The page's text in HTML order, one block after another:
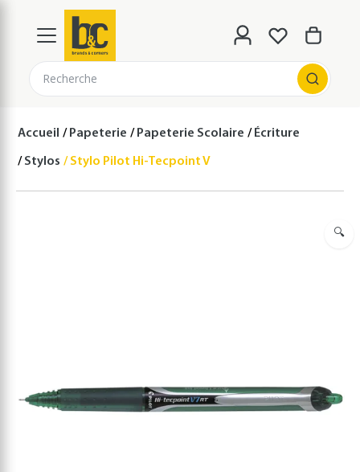
Recherche
Accueil Papeterie Papeterie Scolaire Écriture
Stylos Stylo Pilot Hi-Tecpoint V7 Grip Vert
🔍